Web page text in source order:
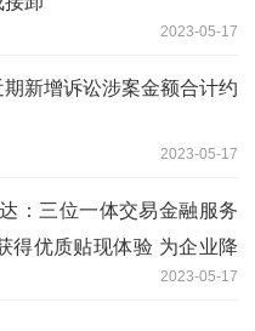
2023-05-17
新增诉讼涉案金额合计约
2023-05-17
：三位一体交易金融服务
得优质贴现体验 为企业降
2023-05-17